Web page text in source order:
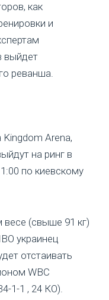
как
и
выйдет
реванша.
Arena,
на ринг в
по киевскому
(свыше 91 кг)
украинец
отстаивать
WBC
1-1 , 24 КО).